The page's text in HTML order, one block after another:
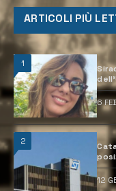
ARTICOLI PIÙ
1
6
2
12